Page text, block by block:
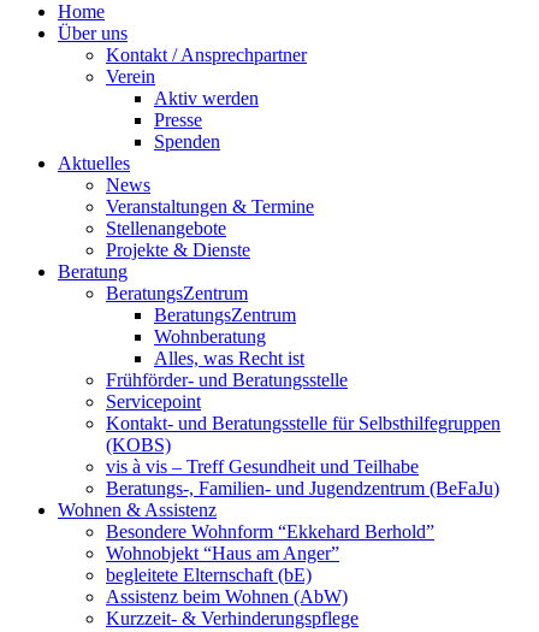
Home
Über uns
Kontakt / Ansprechpartner
Verein
Aktiv werden
Presse
Spenden
Aktuelles
News
Veranstaltungen & Termine
Stellenangebote
Projekte & Dienste
Beratung
BeratungsZentrum
BeratungsZentrum
Wohnberatung
Alles, was Recht ist
Frühförder- und Beratungsstelle
Servicepoint
Kontakt- und Beratungsstelle für Selbsthilfegruppen
(KOBS)
vis à vis – Treff Gesundheit und Teilhabe
Beratungs-, Familien- und Jugendzentrum (BeFaJu)
Wohnen & Assistenz
Besondere Wohnform “Ekkehard Berhold”
Wohnobjekt “Haus am Anger”
begleitete Elternschaft (bE)
Assistenz beim Wohnen (AbW)
Kurzzeit- & Verhinderungspflege